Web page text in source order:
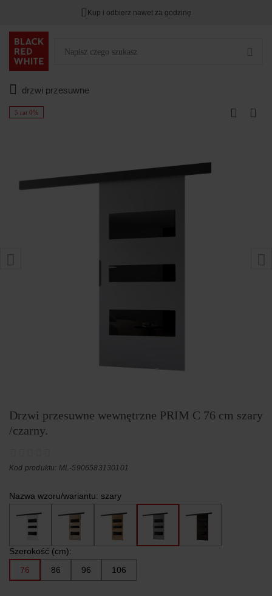
Kup i odbierz nawet za godzinę
drzwi przesuwne
5 rat 0%
Drzwi przesuwne wewnętrzne PRIM C 76 cm szary
/czarny.
Kod produktu: ML-5906583130101
Nazwa wzoru/wariantu: szary
Szerokość (cm):
76
86 96 106